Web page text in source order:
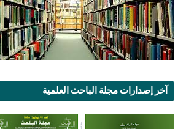
آخر إصدارات مجلة الباحث العلمية